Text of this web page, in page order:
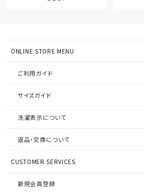
ONLINE STORE MENU
ご利用ガイド
サイズガイド
洗濯表示について
返品・交換について
CUSTOMER SERVICES
新規会員登録